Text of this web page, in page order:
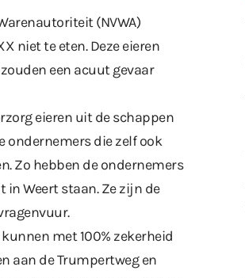
(NVWA)
niet te eten. Deze eieren
een acuut gevaar
eieren uit de schappen
ondernemers die zelf ook
Zo hebben de ondernemers
in Weert staan. Ze zijn de
met 100% zekerheid
aan deTrumpertwegen